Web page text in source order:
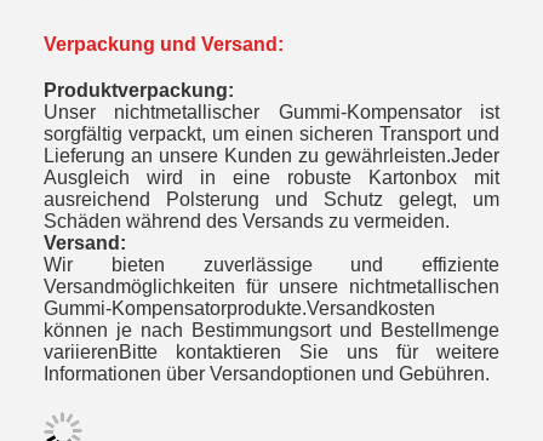
Verpackung und Versand:
Produktverpackung:
Unser nichtmetallischer Gummi-Kompensator ist
sorgfältig verpackt, um einen sicheren Transport und
Lieferung an unsere Kunden zu gewährleisten.Jeder
Ausgleich wird in eine robuste Kartonbox mit
ausreichend Polsterung und Schutz gelegt, um
Schäden während des Versands zu vermeiden.
Versand:
Wir bieten zuverlässige und effiziente
Versandmöglichkeiten für unsere nichtmetallischen
Gummi-Kompensatorprodukte.Versandkosten
können je nach Bestimmungsort und Bestellmenge
variierenBitte kontaktieren Sie uns für weitere
Informationen über Versandoptionen und Gebühren.